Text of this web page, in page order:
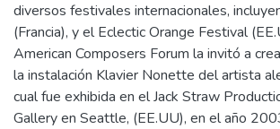
diversos festivales internacionales,
(Francia), y el Eclectic Orange Festival
American Composers Forum la invitó a
la instalación Klavier Nonette del artista
cual fue exhibida en el Jack Straw
Gallery en Seattle, (EE.UU), en el año